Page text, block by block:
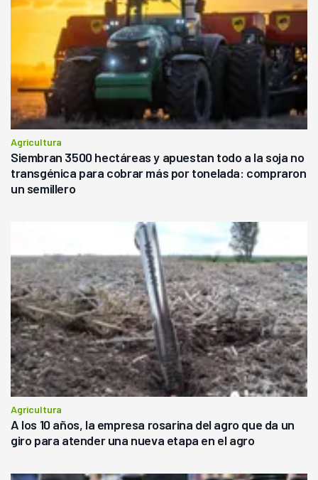
Agricultura
Siembran 3500 hectáreas y apuestan todo a la soja no
transgénica para cobrar más por tonelada: compraron
un semillero
Agricultura
A los 10 años, la empresa rosarina del agro que da un
giro para atender una nueva etapa en el agro